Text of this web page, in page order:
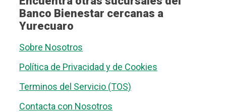
Banco Bienestar cercanas a
Yurecuaro
Sobre Nosotros
Política de Privacidad y de Cookies
Terminos del Servicio (TOS)
Contacta con Nosotros